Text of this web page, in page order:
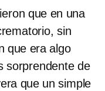
que en una
sin
que era algo
sorprendente de
que un simple